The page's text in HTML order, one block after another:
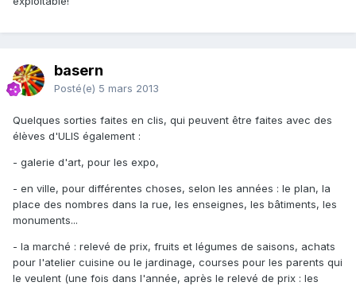
basern
Posté(e) 5 mars 2013
Quelques sorties faites en clis, qui peuvent être faites avec des
élèves d'ULIS également :
- galerie d'art, pour les expo,
- en ville, pour différentes choses, selon les années : le plan, la
place des nombres dans la rue, les enseignes, les bâtiments, les
monuments...
- la marché : relevé de prix, fruits et légumes de saisons, achats
pour l'atelier cuisine ou le jardinage, courses pour les parents qui
le veulent (une fois dans l'année, après le relevé de prix : les